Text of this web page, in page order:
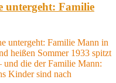
untergeht: Familie
untergeht: Familie Mann in
heißen Sommer 1933 spitzt
und die der Familie Mann:
Kinder sind nach